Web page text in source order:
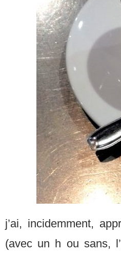
j’ai, incidemment,
(avec un h ou sans,